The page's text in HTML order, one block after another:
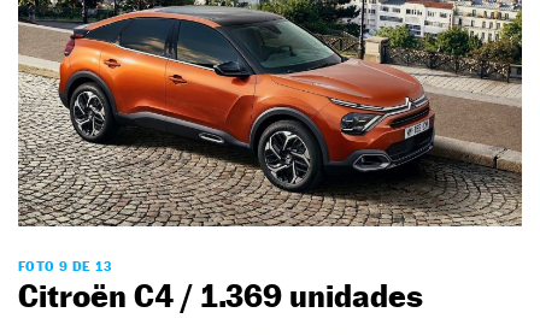
FOTO 9 DE 13
Citroën C4 / 1.369 unidades